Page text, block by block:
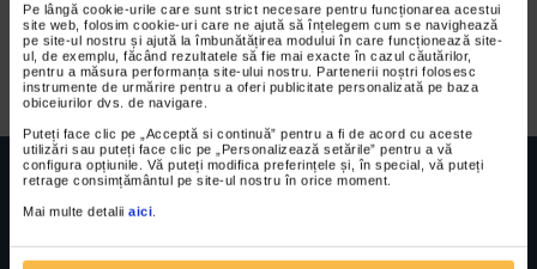
Pe lângă cookie-urile care sunt strict necesare pentru funcționarea acestui
site web, folosim cookie-uri care ne ajută să înțelegem cum se navighează
pe site-ul nostru și ajută la îmbunătățirea modului în care funcționează site-
ul, de exemplu, făcând rezultatele să fie mai exacte în cazul căutărilor,
pentru a măsura performanța site-ului nostru. Partenerii noștri folosesc
instrumente de urmărire pentru a oferi publicitate personalizată pe baza
obiceiurilor dvs. de navigare.
Puteți face clic pe „Acceptă si continuă” pentru a fi de acord cu aceste
utilizări sau puteți face clic pe „Personalizează setările” pentru a vă
configura opțiunile. Vă puteți modifica preferințele și, în special, vă puteți
retrage consimțământul pe site-ul nostru în orice moment.
Mai multe detalii aici
Colectia II
FUNDATIA FILDAS ARTNr inreg registrul special: 4 PJ/ 29.01.2013